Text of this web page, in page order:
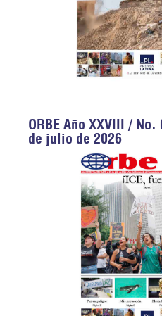
ORBE Año XXVIII /
de julio de 2026